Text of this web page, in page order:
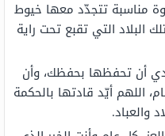
مناسبة تتجدّد معها خيوط
البلاد التي تقبع تحت راية
أن تحفظها بحفظك، وأن
اللهم أيّد قادتها بالحكمة
والعباد.